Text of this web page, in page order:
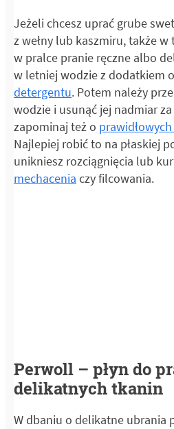
Jeżeli chcesz uprać grube
z wełny lub kaszmiru, także
w pralce pranie ręczne albo
w letniej wodzie z dodatkiem
detergentu. Potem należy
wodzie i usunąć jej nadmiar
zapominaj też o
Najlepiej robić to na płaskiej
unikniesz rozciągnięcia lub
mechacenia czy filcowania.
Perwoll – płyn do
delikatnych tkanin
W dbaniu o delikatne ubrania